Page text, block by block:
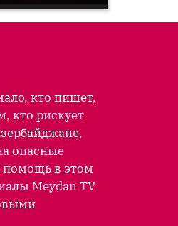
кто пишет,
кто рискует
опасные
в этом
Meydan TV